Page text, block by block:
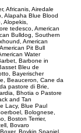
Africanis, Airedale
Alapaha Blue Blood
Alopekis,
tedesco, American
Bulldog, Southern
American
Pit Bull
Water
Barbone in
Bleu de
Bayerischer
Beauceron, Cane da
pastore di Brie,
Bhotia o Pastore
and Tan
Lacy, Blue Paul
Bolognese,
Boston Terrier,
Bovaro
Boykin Spaniel,